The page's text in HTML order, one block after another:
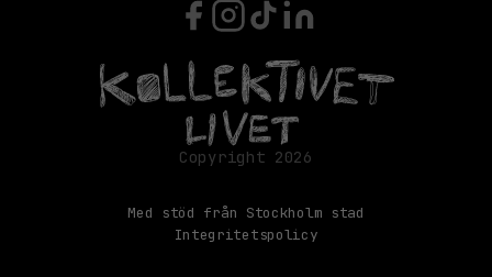
Med stöd från Stockholm stad
Integritetspolicy